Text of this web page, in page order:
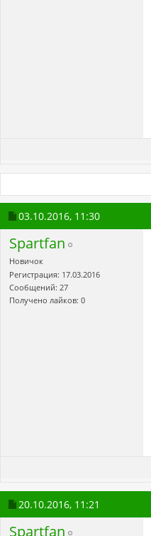
03.10.2016, 11:30
Spartfan
Новичок
Регистрация: 17.03.2016
Сообщений: 27
Получено лайков: 0
20.10.2016, 11:21
Spartfan